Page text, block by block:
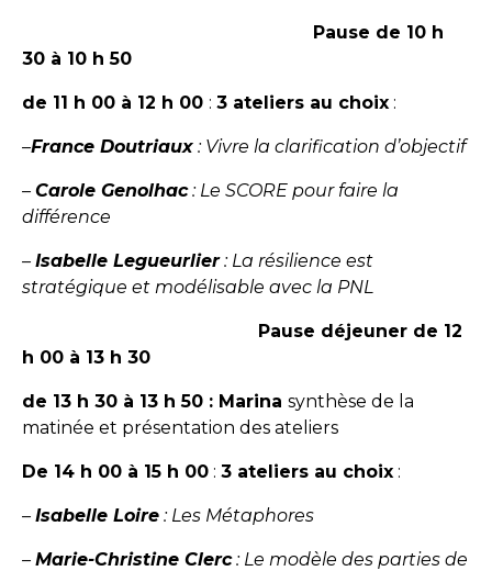
Pause de 10 h
30 à 10 h 50
de 11 h 00 à 12 h 00 : 3 ateliers au choix :
–France Doutriaux : Vivre la clarification d’objectif
– Carole Genolhac: Le SCORE pour faire la
différence
– Isabelle Legueurlier: La résilience est
stratégique et modélisable avec la PNL
Pause déjeuner de 12
h 00 à 13 h 30
de 13 h 30 à 13 h 50 : Marina synthèse de la
matinée et présentation des ateliers
De 14 h 00 à 15 h 00 : 3 ateliers au choix :
– Isabelle Loire : Les Métaphores
– Marie-Christine Clerc: Le modèle des parties de